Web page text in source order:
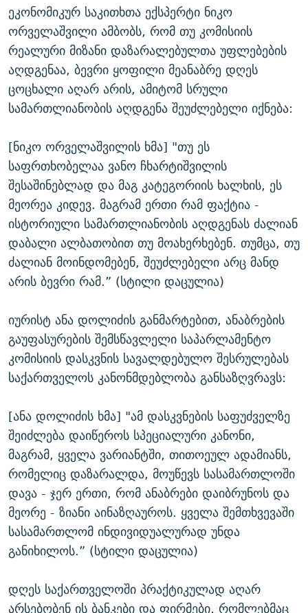
ეკონომიკურ საკითხთა ექსპერტი ნიკო
ორველაშვილი ამბობს, რომ თუ კომისიის
რეალური მიზანი დაზარალებულთა უფლებების
აღდგენაა, ბევრი ყოფილი მეანაბრე დღეს
ცოცხალი აღარ არის, ამიტომ სრული
სამართლიანობის აღდგენა შეუძლებელი იქნება:
[ნიკო ორველაშვილის ხმა] "თუ ეს
საფრთხობელაა ვანო ჩხარტიშვილის
შესაშინებლად და მაგ კატეგორიის ხალხის, ეს
მეორეა კიდევ. მაგრამ ერთი რამ ფაქტია -
ისტორიული სამართლიანობის აღდგენას ძალიან
დაბალი ალბათობით თუ მოახერხებენ. თუმცა, თუ
ძალიან მოინდომებენ, შეუძლებელი არც მანდ
არის ბევრი რამ.” (სტილი დაცულია)
იურისტ ანა დოლიძის განმარტებით, ანაბრების
გაუფასურების შემსწავლელი საპარლამენტო
კომისიის დასკვნის სავალდებულო შესრულებას
საქართველოს კანონმდებლობა განსაზღვრავს:
[ანა დოლიძის ხმა] "ამ დასკვნების საფუძველზე
შეიძლება დაიწეროს სპეციალური კანონი,
მაგრამ, ყველა ვარიანტში, თითოეულ ადამიანს,
რომელიც დაზარალდა, მოუწევს სასამართლოში
დავა - ჯერ ერთი, რომ ანაბრები დაიბრუნოს და
მეორე - ზიანი აინაზღაუროს. ყველა შემთხვევაში
სასამართლომ ინდივიდუალურად უნდა
განიხილოს.” (სტილი დაცულია)
დღეს საქართველოში პრაქტიკულად აღარ
არსებობენ ის ბანკები და ფირმები, რომლებმაც